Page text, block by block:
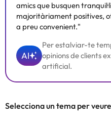
amics que busquen
majoritàriament positives,
a preu convenient."
AI
Per estalviar-te
opinions de clients
artificial.
Selecciona un tema per